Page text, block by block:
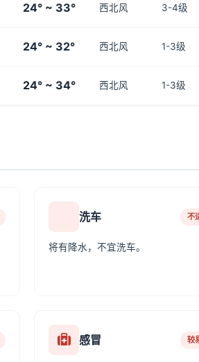
24° ~ 33° 西北风 3-4级
24° ~ 32° 西北风 1-3级
24° ~ 34° 西北风 1-3级
洗车 不
将有降水，不宜洗车。
感冒 较